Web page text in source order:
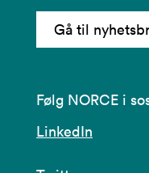
Gå til
Følg NORCE i
LinkedIn